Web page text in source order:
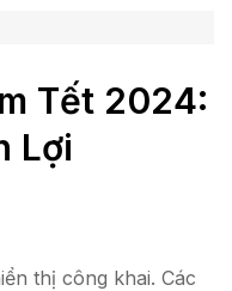
Tết 2024:
Lợi
thị công khai. Các